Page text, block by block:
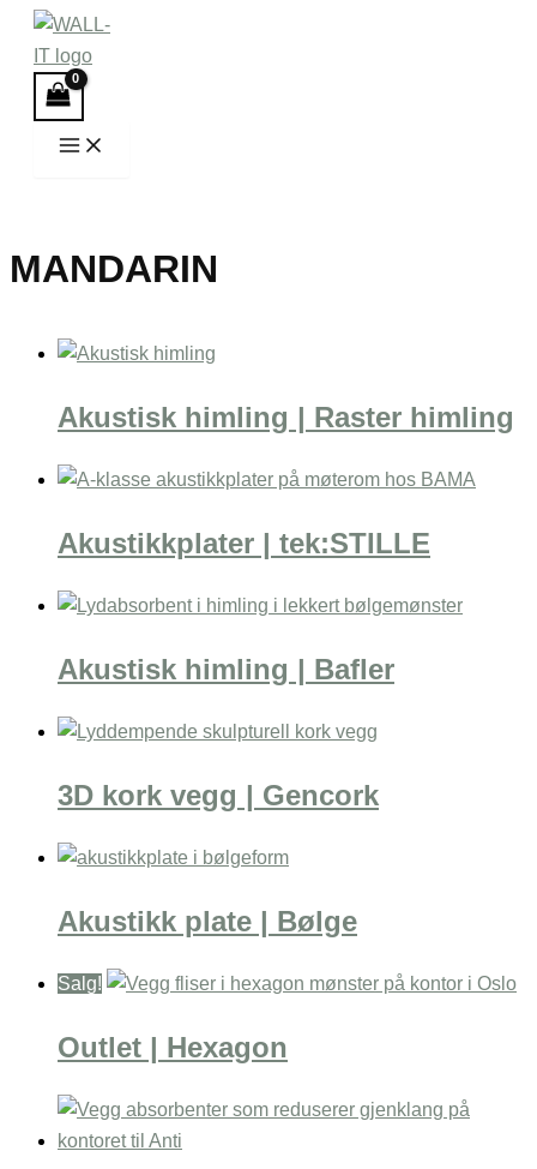
Hopp
innholdet
MANDARIN
Akustisk himling | Raster himling
Akustikkplater | tek:STILLE
Akustisk himling | Bafler
3D kork vegg | Gencork
Akustikk plate | Bølge
Salg!
Outlet | Hexagon